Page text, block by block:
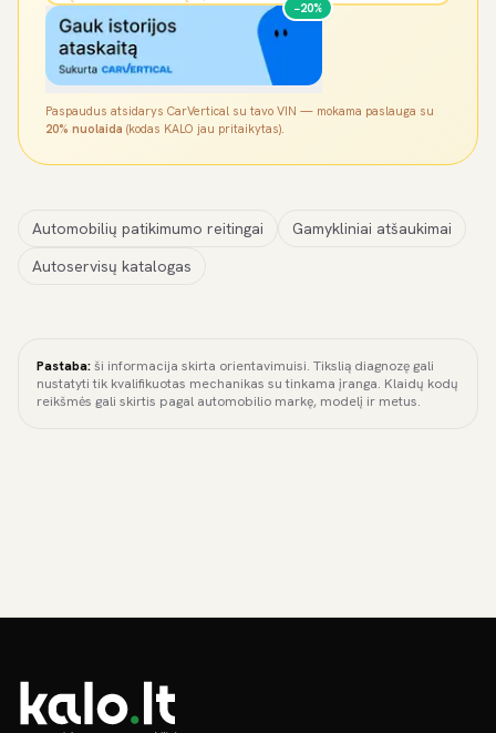
−20%
Paspaudus atsidarys CarVertical su tavo VIN — mokama paslauga su
20% nuolaida (kodas KALO jau pritaikytas).
Automobilių patikimumo reitingai
Gamykliniai atšaukimai
Autoservisų katalogas
Pastaba:ši informacija skirta orientavimuisi. Tikslią diagnozę gali
nustatyti tik kvalifikuotas mechanikas su tinkama įranga. Klaidų kodų
reikšmės gali skirtis pagal automobilio markę, modelį ir metus.